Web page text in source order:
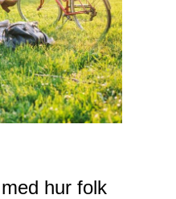
hur folk